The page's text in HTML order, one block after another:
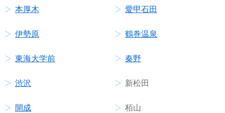
本厚木 愛甲石田
伊勢原 鶴巻温泉
東海大学前 秦野
渋沢 新松田
開成 栢山